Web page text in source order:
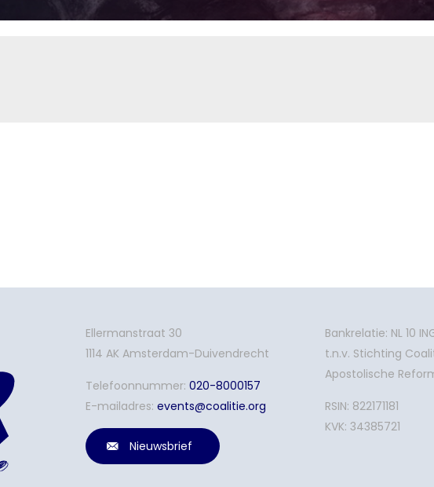
Ellermanstraat 30
1114 AK Amsterdam-Duivendrecht
Telefoonnummer: 020-8000157
E-mailadres: events@coalitie.org
Nieuwsbrief
Bankrelatie: NL 10
t.n.v. Stichting
Apostolische
RSIN: 822171181
KVK: 34385721